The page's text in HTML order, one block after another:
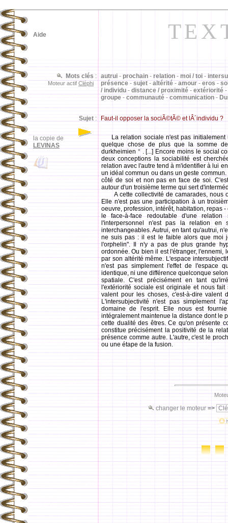
la copie de
LEVINAS
autrui - prochain - relation - moi / toi -
présence - sujet - altérité - amour - eros -
/ individu - distance / proximité - extériorité -
groupe - communauté - communication -
Mots clés :
Moteur actif Cléphi
Sujet : Faut-il opposer la sociÃ©tÃ© et lÂ´individu ?
Aide
La relation sociale n'est pas
quelque chose de plus que la somme
durkheimien * . [...] Encore moins le social
deux conceptions la sociabilité est
relation avec l'autre tend à m'identifier à lui
un idéal commun ou dans un geste
côté de soi et non pas en face de soi.
autour d'un troisième terme qui sert
A cette collectivité de camarades, nous
Elle n'est pas une participation à un
oeuvre, profession, intérêt, habitation, repas
le face-à-face redoutable d'une
l'interpersonnel n'est pas la relation en
interchangeables. Autrui, en tant qu'autrui,
ne suis pas : il est le faible alors que moi
l'orphelin". Il n'y a pas de plus grande
ordonnée. Ou bien il est l'étranger, l'ennemi,
par son altérité même. L'espace
n'est pas simplement l'effet de l'espace
identique, ni une différence quelconque
spatiale. C'est précisément en tant
l'extériorité sociale est originale et nous
valent pour les choses, c'est-à-dire
L'intersubjectivité n'est pas simplement
domaine de l'esprit. Elle nous est
intégralement maintenue la distance dont le
cette dualité des êtres. Ce qu'on présente
constitue précisément la positivité de la
présence comme autre. L'autre, c'est le
ou une étape de la fusion.
changer le moteur=>